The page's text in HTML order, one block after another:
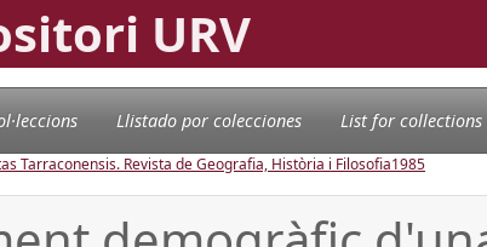
URV
Llistado por colecciones List for collections
Tarraconensis. Revista de Geografia, Història i Filosofia1985